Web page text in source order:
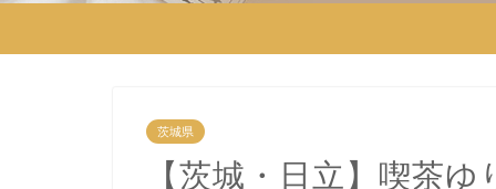
茨城県
【茨城・日立】喫茶